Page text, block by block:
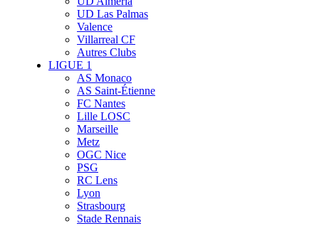
UD Las Palmas
Valence
Villarreal CF
Autres Clubs
LIGUE 1
AS Monaco
AS Saint-Étienne
FC Nantes
Lille LOSC
Marseille
Metz
OGC Nice
PSG
RC Lens
Lyon
Strasbourg
Stade Rennais